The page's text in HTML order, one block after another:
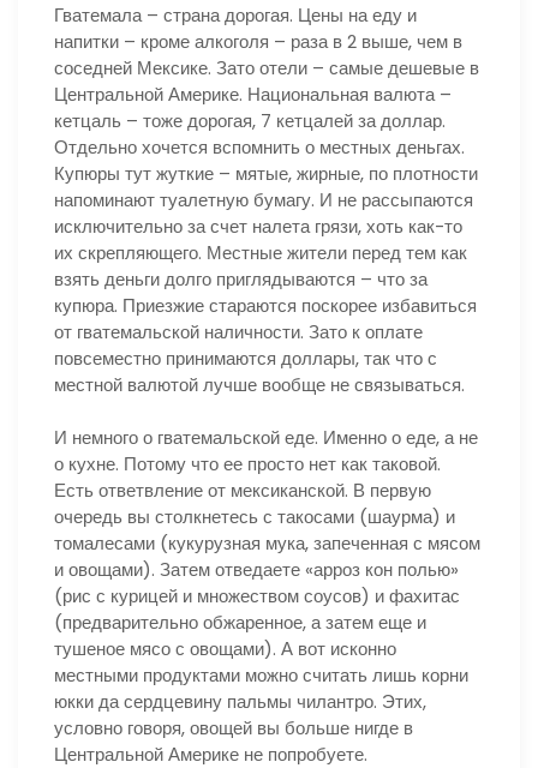
Гватемала – страна дорогая. Цены на еду и
напитки – кроме алкоголя – раза в 2 выше, чем в
соседней Мексике. Зато отели – самые дешевые в
Центральной Америке. Национальная валюта –
кетцаль – тоже дорогая, 7 кетцалей за доллар.
Отдельно хочется вспомнить о местных деньгах.
Купюры тут жуткие – мятые, жирные, по плотности
напоминают туалетную бумагу. И не рассыпаются
исключительно за счет налета грязи, хоть как-то
их скрепляющего. Местные жители перед тем как
взять деньги долго приглядываются – что за
купюра. Приезжие стараются поскорее избавиться
от гватемальской наличности. Зато к оплате
повсеместно принимаются доллары, так что с
местной валютой лучше вообще не связываться.
И немного о гватемальской еде. Именно о еде, а не
о кухне. Потому что ее просто нет как таковой.
Есть ответвление от мексиканской. В первую
очередь вы столкнетесь с такосами (шаурма) и
томалесами (кукурузная мука, запеченная с мясом
и овощами). Затем отведаете «арроз кон полью»
(рис с курицей и множеством соусов) и фахитас
(предварительно обжаренное, а затем еще и
тушеное мясо с овощами). А вот исконно
местными продуктами можно считать лишь корни
юкки да сердцевину пальмы чилантро. Этих,
условно говоря, овощей вы больше нигде в
Центральной Америке не попробуете.